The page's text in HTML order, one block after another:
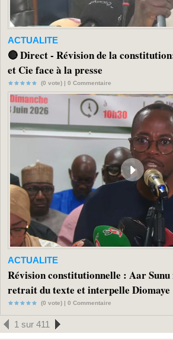
ACTUALITE
🔴 Direct - Révision de la
et Cie face à la presse
(0 vote) | 0 Commentaire
ACTUALITE
Révision constitutionnelle : Aar
retrait du texte et interpelle Diomaye
(0 vote) | 0 Commentaire
1 sur 411